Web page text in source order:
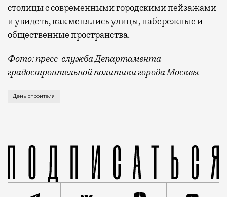
столицы с современными городскими пейзажами
и увидеть, как менялись улицы, набережные и
общественные пространства.
Фото: пресс-служба Департамента
градостроительной политики города Москвы
В этом году профессиональный праздник День
День строителя